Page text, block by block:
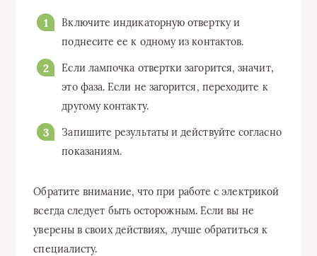
Включите индикаторную отвертку и
поднесите ее к одному из контактов.
Если лампочка отвертки загорится, значит,
это фаза. Если не загорится, переходите к
другому контакту.
Запишите результаты и действуйте согласно
показаниям.
Обратите внимание, что при работе с электрикой
всегда следует быть осторожным. Если вы не
уверены в своих действиях, лучше обратиться к
специалисту.